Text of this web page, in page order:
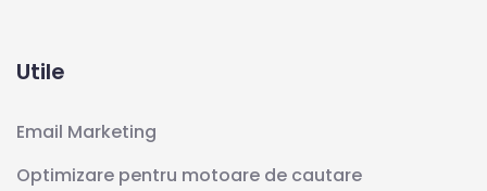
Utile
Email Marketing
Optimizare pentru motoare de cautare